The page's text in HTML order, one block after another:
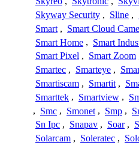
Skyway Security , Sline ,
Smart , Smart Cloud
Smart Home , Smart
Smart Pixel , Smart Zoom
Smartec , Smarteye ,
Smartiscam , Smartit ,
Smarttek , Smartview ,
, Smc , Smonet , Smp ,
Sn Ipc , Snapav , Soar ,
Solarcam , Soleratec ,